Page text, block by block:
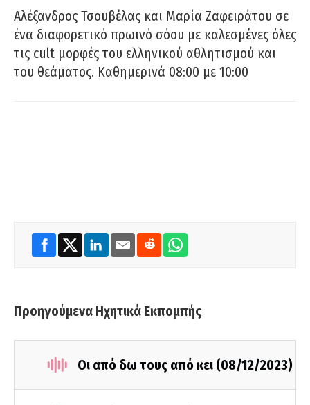
Αλέξανδρος Τσουβέλας και Μαρία Ζαφειράτου σε
ένα διαφορετικό πρωινό σόου με καλεσμένες όλες
τις cult μορφές του ελληνικού αθλητισμού και
του θεάματος. Καθημερινά 08:00 με 10:00
Προηγούμενα Ηχητικά Εκπομπής
Οι από δω τους από κει (08/12/2023)